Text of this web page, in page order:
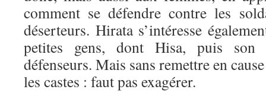
comment se défendre contre les
déserteurs. Hirata s’intéresse
petites gens, dont Hisa, puis son
défenseurs. Mais sans remettre en
les castes : faut pas exagérer.